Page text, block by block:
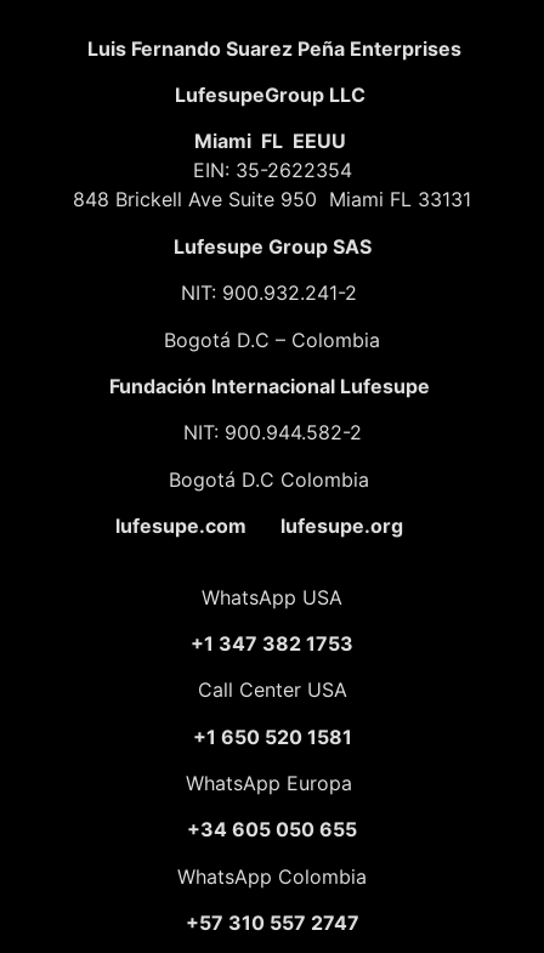
Luis Fernando Suarez Peña Enterprises
LufesupeGroup LLC
Miami FL EEUU
EIN: 35-2622354
848 Brickell Ave Suite 950 Miami FL 33131
Lufesupe Group SAS
NIT: 900.932.241-2
Bogotá D.C – Colombia
Fundación Internacional Lufesupe
NIT: 900.944.582-2
Bogotá D.C Colombia
lufesupe.com lufesupe.org
WhatsApp USA
+1 347 382 1753
Call Center USA
+1 650 520 1581
WhatsApp Europa
+34 605 050 655
WhatsApp Colombia
+57 310 557 2747